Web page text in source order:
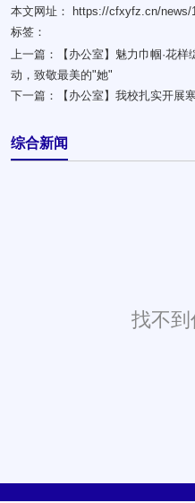
本文网址： https://cfxyfz.cn/news/
标签：
上一篇：
【办公室】魅力巾帼·花
动，致敬最美的"她"
下一篇：
【办公室】我校扎实开展
综合新闻
找不